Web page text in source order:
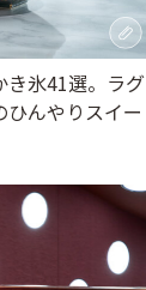
氷41選。ラグ
んやりスイー